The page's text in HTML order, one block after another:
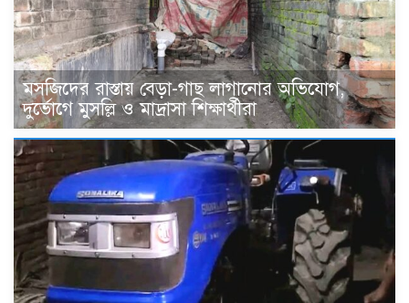
মসজিদের রাস্তায় বেড়া-গাছ লাগানোর অভিযোগ,
দুর্ভোগে মুসল্লি ও মাদ্রাসা শিক্ষার্থীরা